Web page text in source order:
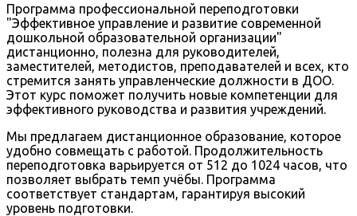
Программа профессиональной переподготовки
"Эффективное управление и развитие современной
дошкольной образовательной организации"
дистанционно, полезна для руководителей,
заместителей, методистов, преподавателей и всех, кто
стремится занять управленческие должности в ДОО.
Этот курс поможет получить новые компетенции для
эффективного руководства и развития учреждений.
Мы предлагаем дистанционное образование, которое
удобно совмещать с работой. Продолжительность
переподготовка варьируется от 512 до 1024 часов, что
позволяет выбрать темп учёбы. Программа
соответствует стандартам, гарантируя высокий
уровень подготовки.